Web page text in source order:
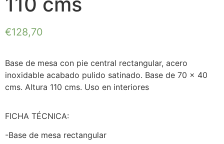
€128,70
Base de mesa con pie central rectangular, acero
inoxidable acabado pulido satinado. Base de 70 x 40
cms. Altura 110 cms. Uso en interiores
FICHA TÉCNICA:
-Base de mesa rectangular